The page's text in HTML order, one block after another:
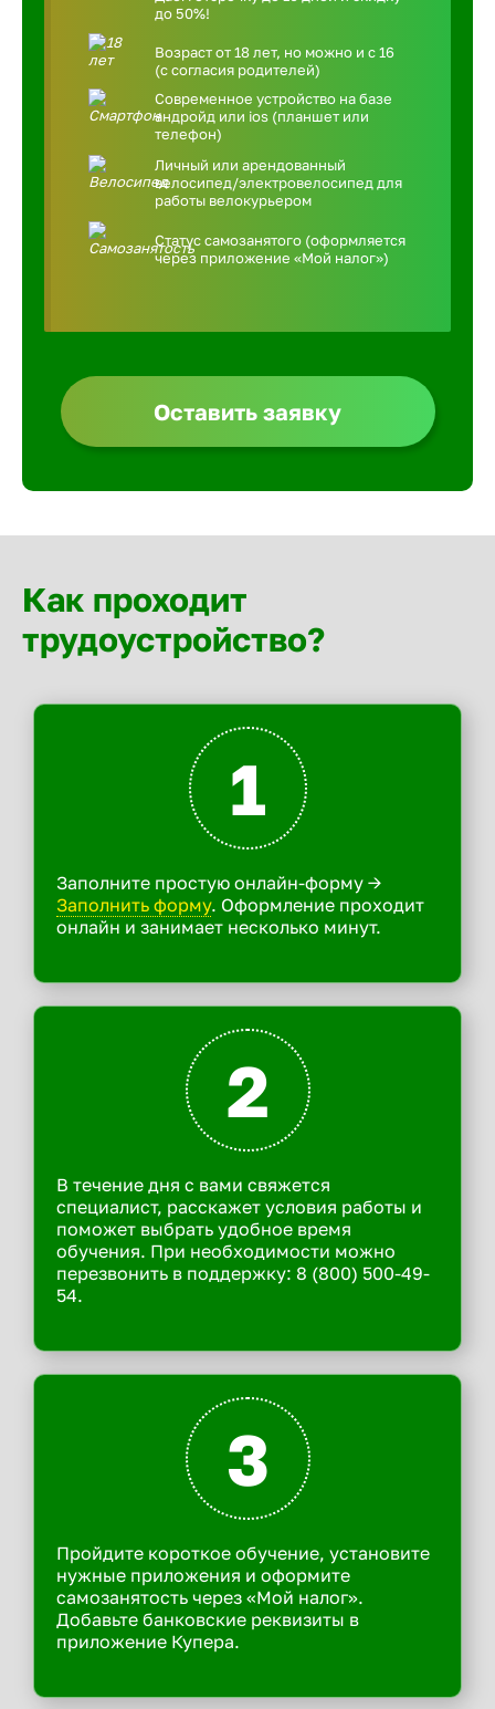
до 50%!
Возраст от 18 лет, но можно и с 16
(с согласия родителей)
Современное устройство на базе
андройд или ios (планшет или
телефон)
Личный или арендованный
велосипед/электровелосипед для
работы велокурьером
Статус самозанятого (оформляется
через приложение «Мой налог»)
Оставить заявку
Как проходит
трудоустройство?
1
Заполните простую онлайн-форму ->
Заполнить форму. Оформление проходит
онлайн и занимает несколько минут.
2
В течение дня с вами свяжется
специалист, расскажет условия работы и
поможет выбрать удобное время
обучения. При необходимости можно
перезвонить в поддержку: 8 (800) 500-49-
54.
3
Пройдите короткое обучение, установите
нужные приложения и оформите
самозанятость через «Мой налог».
Добавьте банковские реквизиты в
приложение Купера.